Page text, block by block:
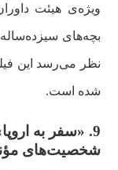
ویژه‌ی هیئت
بچه‌های
نظر می‌رسد این
شده است.
9. «سفر به اروپا» (
شخصیت‌های